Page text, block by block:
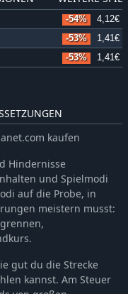
-54% 4,12€
-53% 1,41€
-53% 1,41€
kaufen
Hindernisse
und Spielmodi
auf die Probe, in
meistern musst:
gut du die Strecke
kannst. Am Steuer